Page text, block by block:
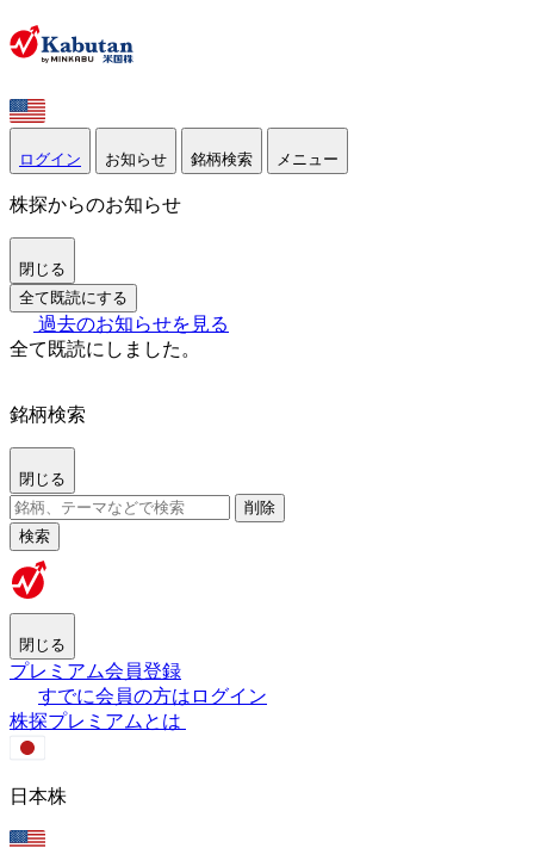
ログイン お知らせ 銘柄検索 メニュー
株探からのお知らせ
閉じる
全て既読にする
過去のお知らせを見る
全て既読にしました。
銘柄検索
閉じる
削除
検索
閉じる
プレミアム会員登録
すでに会員の方はログイン
株探プレミアムとは
日本株